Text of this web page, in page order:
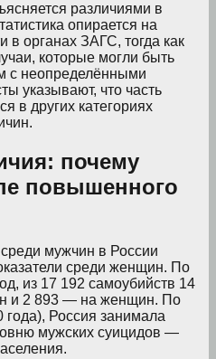
различиями в
опирается на
в органах ЗАГС, тогда как
которые могли быть
с неопределёнными
указывают, что часть
в других категориях
почему
повышенного
мужчин в России
среди женщин. По
из 17 192 самоубийств 14
и 2 893 — на женщин. По
Россия занимала
мужских суицидов —